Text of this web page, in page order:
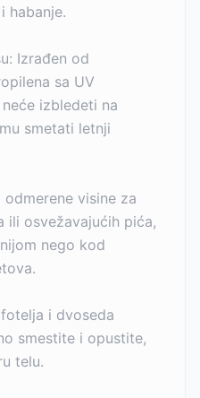
habanje.
Izrađen od
sa UV
izbledeti na
smetati letnji
visine za
ili osvežavajućih pića,
nego kod
i dvoseda
smestite i opustite,
telu.